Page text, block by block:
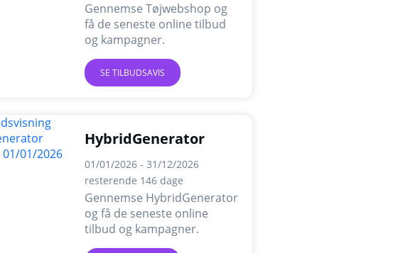
Gennemse Tøjwebshop og
få de seneste online tilbud
og kampagner.
SE TILBUDSAVIS
HybridGenerator
01/01/2026 - 31/12/2026
resterende 146 dage
Gennemse HybridGenerator
og få de seneste online
tilbud og kampagner.